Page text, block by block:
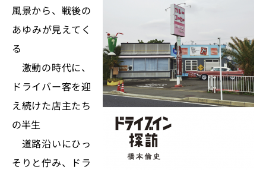
風景から、戦後の
あゆみが見えてく
る
激動の時代に、
ドライバー客を迎
え続けた店主たち
の半生
道路沿いにひっ
そりと佇み、ドラ